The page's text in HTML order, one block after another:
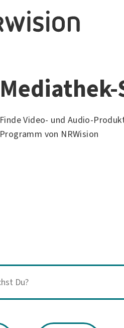
Finde Video- und Audio-
Programm von NRWision